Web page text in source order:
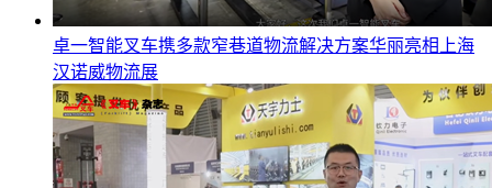
卓一智能叉车携多款窄巷道物流解决方案华丽亮相上海
汉诺威物流展